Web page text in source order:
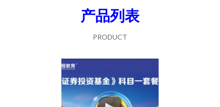
产品列表
PRODUCT